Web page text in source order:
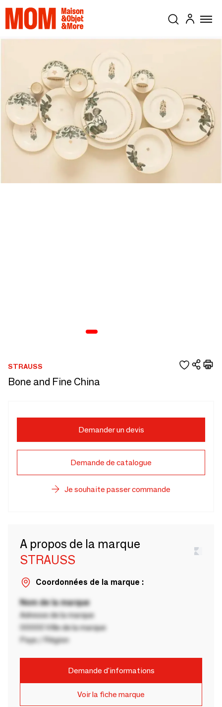
STRAUSS
Bone and Fine China
Demander un devis
Demande de catalogue
Je souhaite passer commande
A propos de la marque
STRAUSS
Coordonnées de la marque :
Nom de la marque
Adresse de la marque
00000 Ville de la marque
Pays / Région
Demande d'informations
Voir la fiche marque